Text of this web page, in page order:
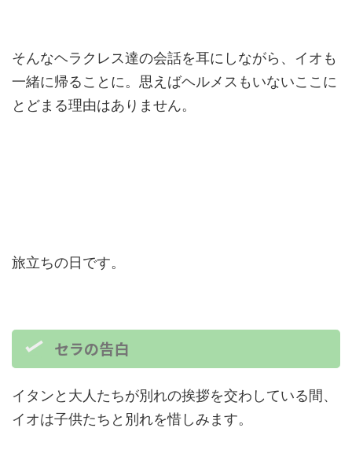
そんなヘラクレス達の会話を耳にしながら、イオも
一緒に帰ることに。思えばヘルメスもいないここに
とどまる理由はありません。
旅立ちの日です。
セラの告白
イタンと大人たちが別れの挨拶を交わしている間、
イオは子供たちと別れを惜しみます。